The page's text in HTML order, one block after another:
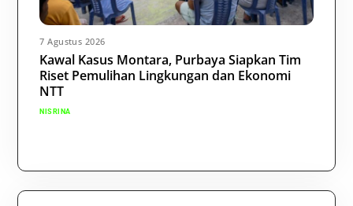
7 Agustus 2026
Kawal Kasus Montara, Purbaya Siapkan Tim
Riset Pemulihan Lingkungan dan Ekonomi
NTT
NISRINA